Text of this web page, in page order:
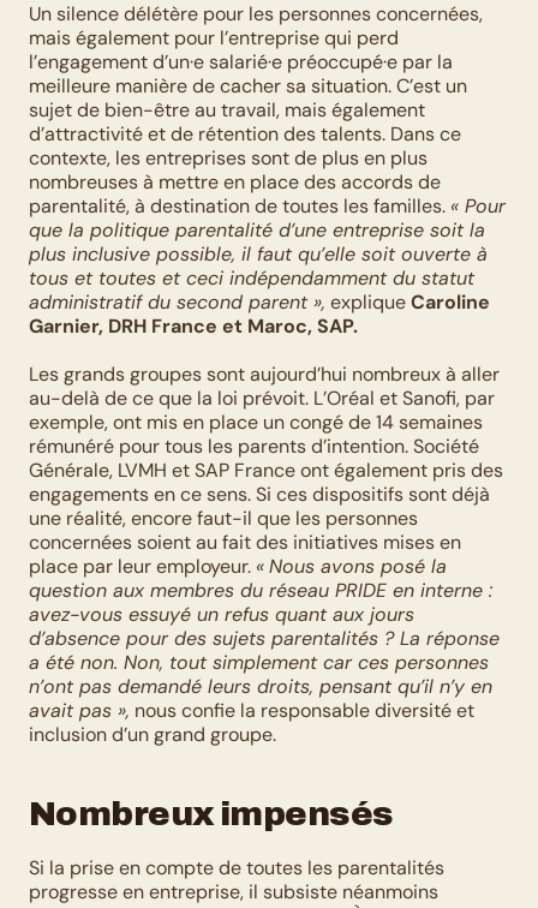
Un silence délétère pour les personnes concernées,
mais également pour l’entreprise qui perd
l’engagement d’un·e salarié·e préoccupé·e par la
meilleure manière de cacher sa situation. C’est un
sujet de bien-être au travail, mais également
d’attractivité et de rétention des talents. Dans ce
contexte, les entreprises sont de plus en plus
nombreuses à mettre en place des accords de
parentalité, à destination de toutes les familles. « Pour
que la politique parentalité d’une entreprise soit la
plus inclusive possible, il faut qu’elle soit ouverte à
tous et toutes et ceci indépendamment du statut
administratif du second parent », explique Caroline
Garnier, DRH France et Maroc, SAP.
Les grands groupes sont aujourd’hui nombreux à aller
au-delà de ce que la loi prévoit. L’Oréal et Sanofi, par
exemple, ont mis en place un congé de 14 semaines
rémunéré pour tous les parents d’intention. Société
Générale, LVMH et SAP France ont également pris des
engagements en ce sens. Si ces dispositifs sont déjà
une réalité, encore faut-il que les personnes
concernées soient au fait des initiatives mises en
place par leur employeur. «Nous avons posé la
question aux membres du réseau PRIDE en interne :
avez-vous essuyé un refus quant aux jours
d’absence pour des sujets parentalités ? La réponse
a été non. Non, tout simplement car ces personnes
n’ont pas demandé leurs droits, pensant qu’il n’y en
avait pas », nous confie la responsable diversité et
inclusion d’un grand groupe.
Nombreux impensés
Si la prise en compte de toutes les parentalités
progresse en entreprise, il subsiste néanmoins